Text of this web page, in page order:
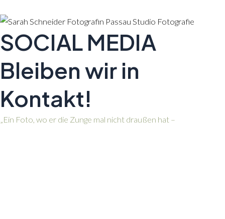
SOCIAL MEDIA
Bleiben wir in
Kontakt!
„Ein Foto, wo er die Zunge mal nicht draußen hat –